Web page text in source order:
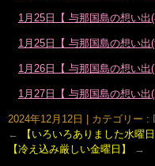
1月25日【 与那国島の想い出(
1月25日【 与那国島の想い出(
1月26日【 与那国島の想い出
1月27日【 与那国島の想い出
2024年12月12日 カテゴリー :
←
【いろいろありました水曜日
【冷え込み厳しい金曜日】
→